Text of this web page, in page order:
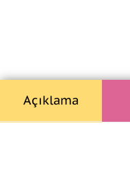
Açıklama